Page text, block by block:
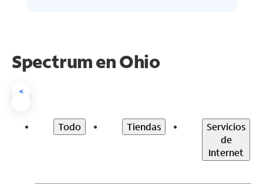
Spectrum enOhio
<
Todo Tiendas
Servicios
de
Internet